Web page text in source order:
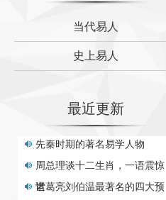
当代易人
史上易人
最近更新
周总理谈十二生肖，一语震惊
世
诸葛亮刘伯温最著名的四大预
宇宙密码！西方顶级思想家对
《
孔颖达：论“易”之三名